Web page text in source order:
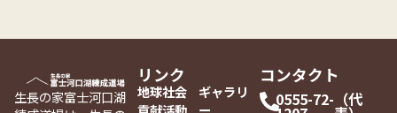
生長の家富士河口湖
リンク
地球社会
ギャラリ
コンタクト
0555-72- （代